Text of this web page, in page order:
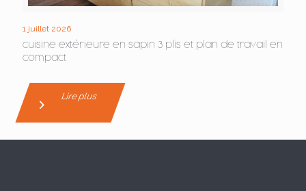
1 juillet 2026
cuisine extérieure en sapin 3 plis et plan de travail en
compact
Lire plus